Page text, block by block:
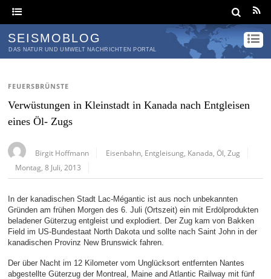
SEISMOBLOG
DAS NATUR UND UMWELT NACHRICHTEN PORTAL
FEUERSBRÜNSTE
Verwüstungen in Kleinstadt in Kanada nach Entgleisen
eines Öl- Zugs
Birgit Hoffmann Eisenbahn Entgleisung Kanada ,Öl ,Zug
Montag, 8 Juli, 2013
In der kanadischen Stadt Lac-Mégantic ist aus noch unbekannten
Gründen am frühen Morgen des 6. Juli (Ortszeit) ein mit Erdölprodukten
beladener Güterzug entgleist und explodiert. Der Zug kam von Bakken
Field im US-Bundestaat North Dakota und sollte nach Saint John in der
kanadischen Provinz New Brunswick fahren.
Der über Nacht im 12 Kilometer vom Unglücksort entfernten Nantes
abgestellte Güterzug der Montreal, Maine and Atlantic Railway mit fünf